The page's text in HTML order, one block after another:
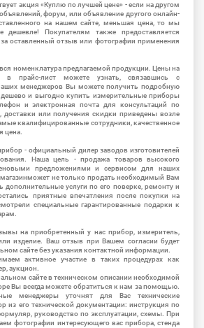
акция «Куплю по лучшей цене» - если на другом
форум, или объявление другого онлайн-
на нашем сайте, меньшая цена, то мы
Покупателям также предоставляется
оставленный отзыв или фотографии применения
вся номенклатура предлагаемой продукции. Цены на
прайс-лист можете узнать, связавшись с
менеджеров Вы можете получить подробную
и выгодно купить измерительные приборы
и электронная почта для консультаций по
доставки или получения скидки приведены возле
квалифицированные сотрудники, качественное
цена.
- официальный дилер заводов изготовителей
Наша цель - продажа товаров высокого
предложениями и сервисом для наших
не только продать необходимый Вам
услуги по его поверке, ремонту и
приятные впечатления после покупки на
специальные гарантированные подарки к
на приобретенный у нас прибор, измеритель,
изделие. Ваш отзыв при Вашем согласии будет
сайте без указания контактной информации.
активное участие в таких процедурах как
аукцион.
сайте в техническом описании необходимой
Вы всегда можете обратиться к нам за помощью.
менеджеры уточнят для Вас технические
из его технической документации: инструкция по
руководство по эксплуатации, схемы. При
фотографии интересующего вас прибора, стенда